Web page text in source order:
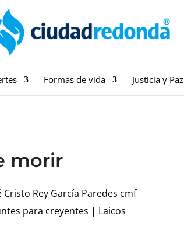
Formas de vida Justicia y Paz
morir
Cristo Rey García Paredes cmf
para creyentes | Laicos